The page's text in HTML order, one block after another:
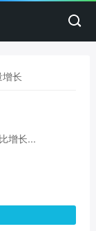
长
增长...